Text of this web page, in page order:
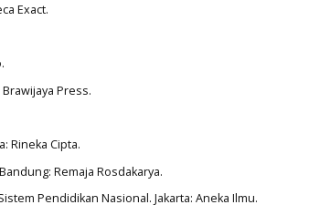
Exact.
Press.
Rineka Cipta.
Remaja Rosdakarya.
Pendidikan Nasional. Jakarta: Aneka Ilmu.